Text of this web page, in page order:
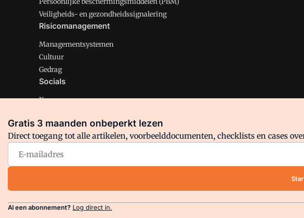
Veiligheids- en gezondheidssignalering
Risicomanagement
Managementsystemen
Cultuur
Gedrag
Socials
X
Facebook
Arbo is onderdeel van VMN media. Lees inons manifestwaar VMN media voor
Gratis 3 maanden onbeperkt lezen
Direct toegang tot alle artikelen, voorbeelddocumenten, checklists en cases
Al een abonnement? Log direct in.